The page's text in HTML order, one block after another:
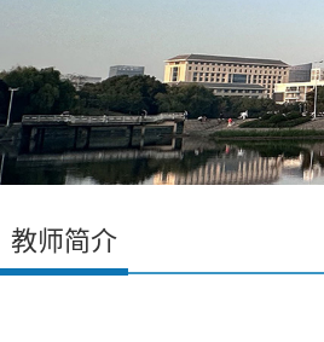
教师简介